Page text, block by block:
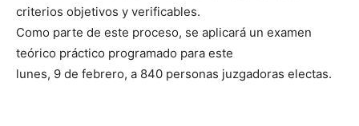
criterios objetivos y verificables.
Como parte de este proceso, se aplicará un examen
teórico práctico programado para este
lunes, 9 de febrero, a 840 personas juzgadoras electas.